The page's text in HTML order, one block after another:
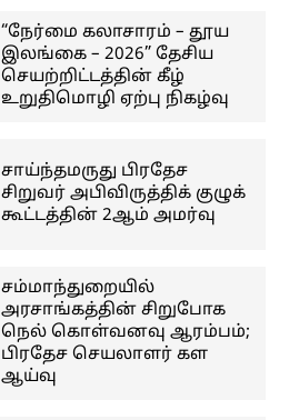
“நேர்மை கலாசாரம் – தூய
இலங்கை – 2026” தேசிய
செயற்றிட்டத்தின் கீழ்
உறுதிமொழி ஏற்பு நிகழ்வு
சாய்ந்தமருது பிரதேச
சிறுவர் அபிவிருத்திக் குழுக்
கூட்டத்தின் 2ஆம் அமர்வு
சம்மாந்துறையில்
அரசாங்கத்தின் சிறுபோக
நெல் கொள்வனவு ஆரம்பம்;
பிரதேச செயலாளர் கள
ஆய்வு